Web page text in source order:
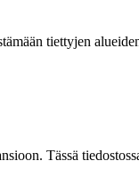
tiettyjen
Tässä